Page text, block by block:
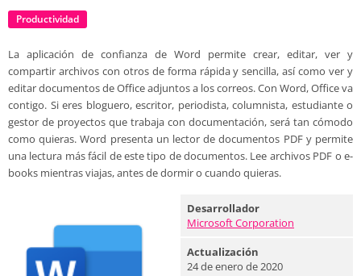
Productividad
La aplicación de confianza de Word permite crear, editar, ver y
compartir archivos con otros de forma rápida y sencilla, así como ver y
editar documentos de Office adjuntos a los correos. Con Word, Office va
contigo. Si eres bloguero, escritor, periodista, columnista, estudiante o
gestor de proyectos que trabaja con documentación, será tan cómodo
como quieras. Word presenta un lector de documentos PDF y permite
una lectura más fácil de este tipo de documentos. Lee archivos PDF o e-
books mientras viajas, antes de dormir o cuando quieras.
Desarrollador
Microsoft Corporation
Actualización
24 de enero de 2020